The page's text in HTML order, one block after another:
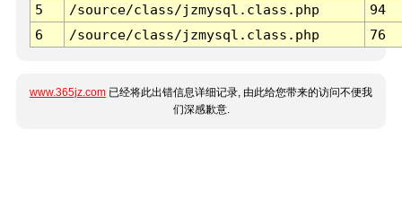
5
/source/class/jzmysql.class.php
94
6
/source/class/jzmysql.class.php 76
www.365jz.com 已经将此出错信息详细记录, 由此给您带来的访问不便我
们深感歉意.